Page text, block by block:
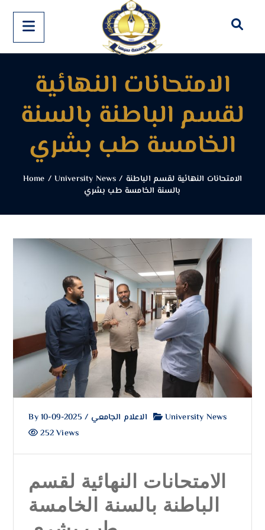
الامتحانات النهائية
لقسم الباطنة بالسنة
الخامسة طب بشري
Home / University News / الامتحانات النهائية لقسم الباطنة
بالسنة الخامسة طب بشري
By الاعلام الجامعي /
2025-09-10
University News
252 Views
الامتحانات النهائية لقسم
الباطنة بالسنة الخامسة